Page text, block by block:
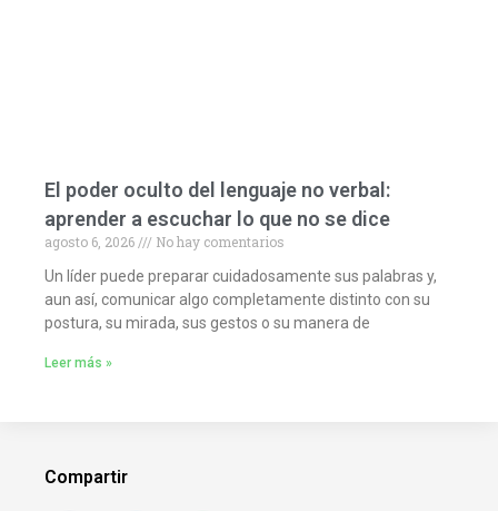
El poder oculto del lenguaje no verbal:
aprender a escuchar lo que no se dice
agosto 6, 2026
No hay comentarios
Un líder puede preparar cuidadosamente sus palabras y,
aun así, comunicar algo completamente distinto con su
postura, su mirada, sus gestos o su manera de
Leer más »
Compartir